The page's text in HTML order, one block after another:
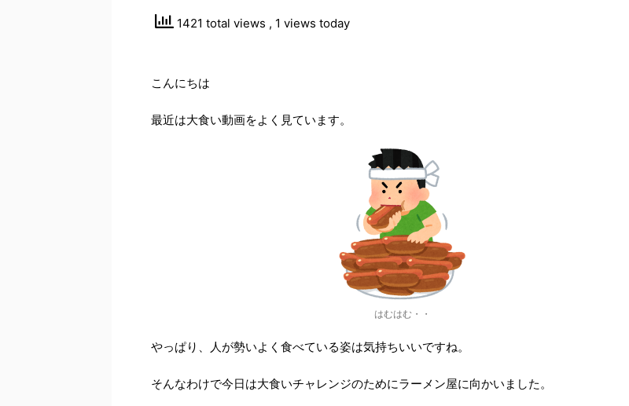
1421 total views , 1 views today
こんにちは
最近は大食い動画をよく見ています。
はむはむ・・
やっぱり、人が勢いよく食べている姿は気持ちいいですね。
そんなわけで今日は大食いチャレンジのためにラーメン屋に向かいました。